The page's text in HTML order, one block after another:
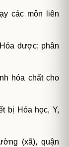
các môn liên
dược; phân
hóa chất cho
bị Hóa học, Y,
(xã), quận